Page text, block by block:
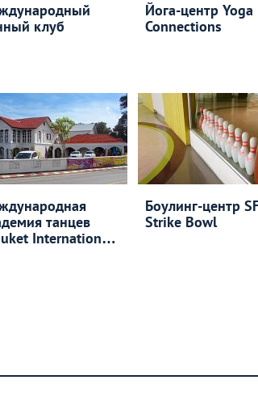
клуб
Йога-центр Yoga
Connections
танцев
International
Боулинг-центр
Strike Bowl